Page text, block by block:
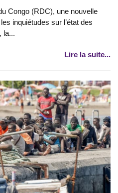
Congo (RDC), une nouvelle
inquiétudes sur l’état des
la...
Lire la suite...